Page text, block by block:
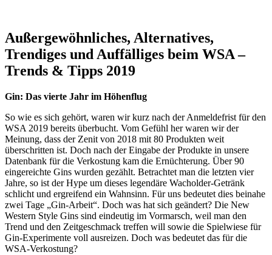
Außergewöhnliches, Alternatives,
Trendiges und Auffälliges beim WSA –
Trends & Tipps 2019
Gin: Das vierte Jahr im Höhenflug
So wie es sich gehört, waren wir kurz nach der Anmeldefrist für den
WSA 2019 bereits überbucht. Vom Gefühl her waren wir der
Meinung, dass der Zenit von 2018 mit 80 Produkten weit
überschritten ist. Doch nach der Eingabe der Produkte in unsere
Datenbank für die Verkostung kam die Ernüchterung. Über 90
eingereichte Gins wurden gezählt. Betrachtet man die letzten vier
Jahre, so ist der Hype um dieses legendäre Wacholder-Getränk
schlicht und ergreifend ein Wahnsinn. Für uns bedeutet dies beinahe
zwei Tage „Gin-Arbeit“. Doch was hat sich geändert? Die New
Western Style Gins sind eindeutig im Vormarsch, weil man den
Trend und den Zeitgeschmack treffen will sowie die Spielwiese für
Gin-Experimente voll ausreizen. Doch was bedeutet das für die
WSA-Verkostung?